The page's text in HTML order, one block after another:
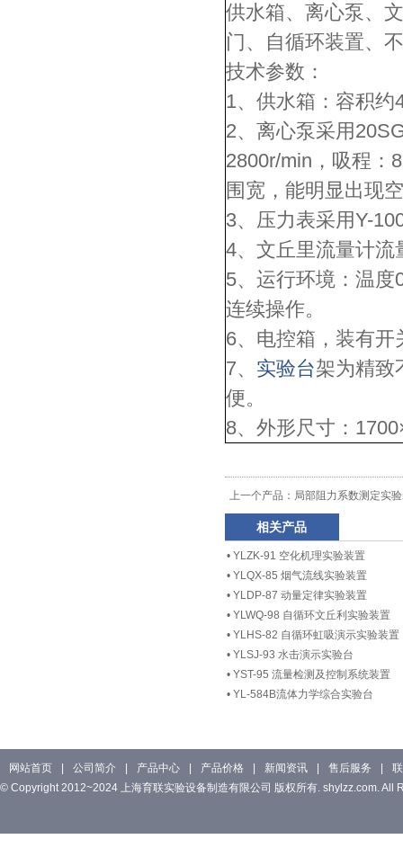
供水箱、离心泵、
门、自循环装置、
技术参数：
1、供水箱：容积
2、离心泵采用
2800r/min，吸程：
围宽，能明显出现
3、压力表采用Y-
4、文丘里流量计流
5、运行环境：温
连续操作。
6、电控箱，装有
7、 实验台架为精致
便。
8、外形尺寸：
上一个产品： 局部阻力系数测定实
相关产品
• YLZK-91 空化机理实验装置
• YLQX-85 烟气流线实验装置
• YLDP-87 动量定律实验装置
• YLWQ-98 自循环文丘利实验装置
• YLHS-82 自循环虹吸演示实验装置
• YLSJ-93 水击演示实验台
• YST-95 流量检测及控制系统装置
• YL-584B流体力学综合实验台
网站首页 公司简介 产品中心 产品价格 新闻资讯 售后服务
© Copyright 2012~2024 上海育联实验设备制造有限公司 版权所有. shylzz.com. All